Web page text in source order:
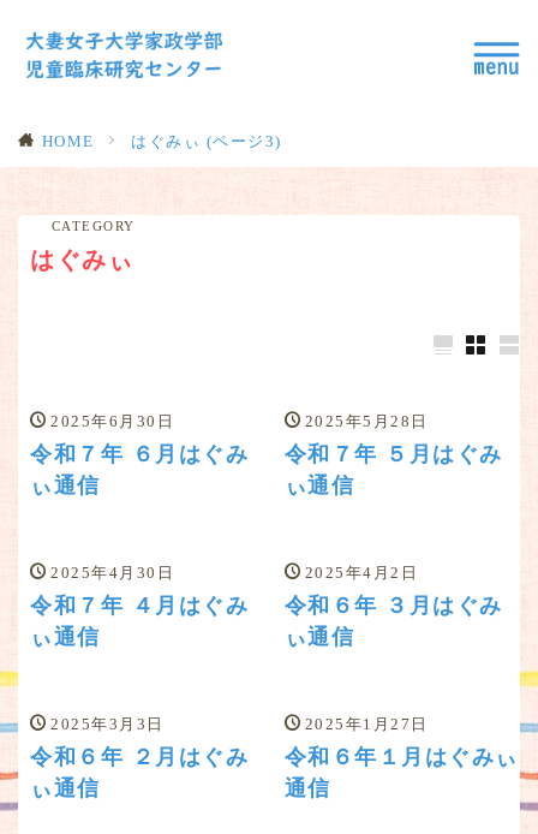
HOME はぐみぃ (ページ3)
CATEGORY
はぐみぃ
2025年6月30日
令和７年 ６月はぐみ
ぃ通信
2025年5月28日
令和７年 ５月はぐみ
ぃ通信
2025年4月30日
令和７年 ４月はぐみ
ぃ通信
2025年4月2日
令和６年 ３月はぐみ
ぃ通信
2025年3月3日
令和６年 ２月はぐみ
ぃ通信
2025年1月27日
令和６年１月はぐみぃ
通信